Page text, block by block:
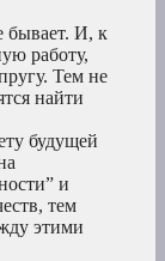
бывает. И, к
работу,
Тем не
найти
будущей
и
тем
этими